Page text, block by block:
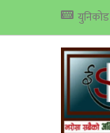
युनिकोड